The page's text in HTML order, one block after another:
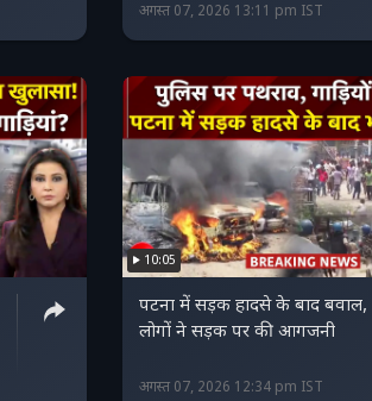
अगस्त 07, 2026 13:11 pm IST
10:05
पटना में सड़क हादसे के बाद बवाल,
लोगों ने सड़क पर की आगजनी
अगस्त 07, 2026 12:34 pm IST